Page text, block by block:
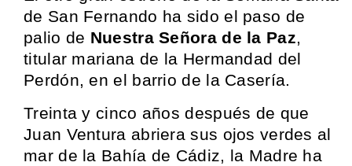
de San Fernando ha sido el paso de
palio de Nuestra Señora de la Paz,
titular mariana de la Hermandad del
Perdón, en el barrio de la Casería.
Treinta y cinco años después de que
Juan Ventura abriera sus ojos verdes al
mar de la Bahía de Cádiz, la Madre ha